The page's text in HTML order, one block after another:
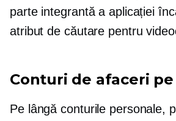
parte integrantă a aplicației
atribut de căutare pentru
Conturi de afaceri
Pe lângă conturile personale,